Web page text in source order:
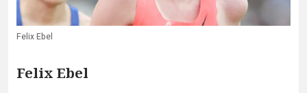
Felix Ebel
Felix Ebel